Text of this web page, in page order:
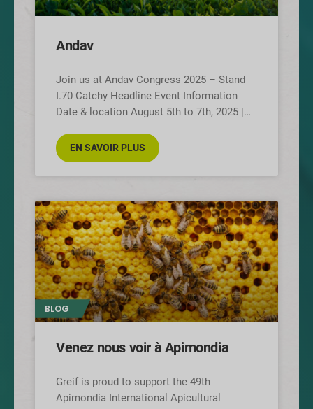
Andav
Join us at Andav Congress 2025 – Stand
I.70 Catchy Headline Event Information
Date & location August 5th to 7th, 2025 |
EN SAVOIR PLUS
BLOG
Venez nous voir à Apimondia
Greif is proud to support the 49th
Apimondia International Apicultural